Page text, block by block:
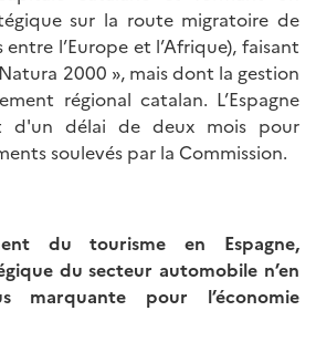
sur la route migratoire de
l’Europe et l’Afrique), faisant
2000 », mais dont la gestion
régional catalan. L’Espagne
d'un délai de deux mois pour
soulevés par la Commission.
du tourisme en Espagne,
du secteur automobile n’en
marquante pour l’économie